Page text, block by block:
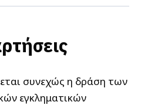
συνεχώς η δράση των
εγκληματικών